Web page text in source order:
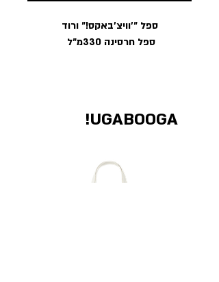
ספל ״׳וויצ׳באקס!״ ורוד
ספל חרסינה 330מ״ל
UGABOOGA!